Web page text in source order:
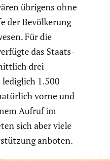
übrigens ohne
der Bevöl­ke­rung
Für die
das Staats­
drei
1.500
vorne und
Aufruf im
sich aber viele
anboten.